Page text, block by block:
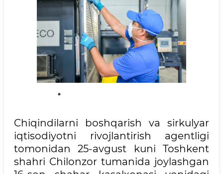
Chiqindilarni boshqarish va sirkulyar
iqtisodiyotni rivojlantirish agentligi
tomonidan 25-avgust kuni Toshkent
shahri Chilonzor tumanida joylashgan